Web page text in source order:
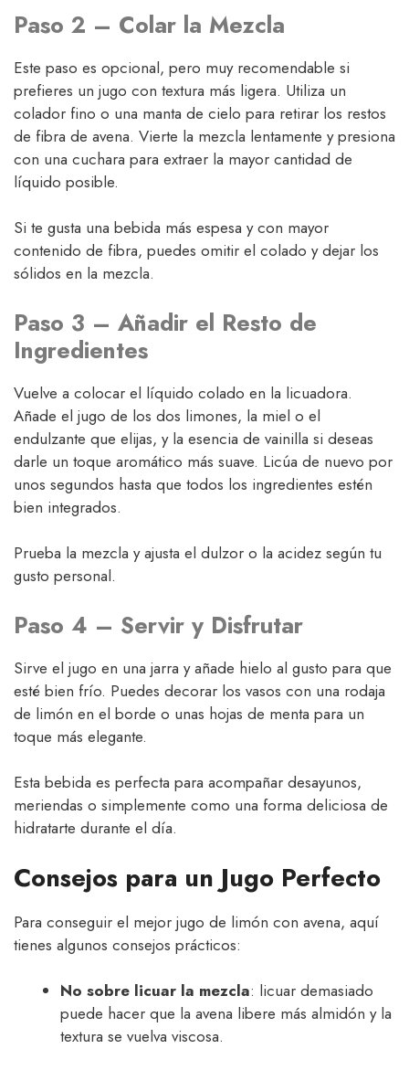
Paso 2 – Colar la Mezcla
Este paso es opcional, pero muy recomendable si
prefieres un jugo con textura más ligera. Utiliza un
colador fino o una manta de cielo para retirar los restos
de fibra de avena. Vierte la mezcla lentamente y presiona
con una cuchara para extraer la mayor cantidad de
líquido posible.
Si te gusta una bebida más espesa y con mayor
contenido de fibra, puedes omitir el colado y dejar los
sólidos en la mezcla.
Paso 3 – Añadir el Resto de
Ingredientes
Vuelve a colocar el líquido colado en la licuadora.
Añade el jugo de los dos limones, la miel o el
endulzante que elijas, y la esencia de vainilla si deseas
darle un toque aromático más suave. Licúa de nuevo por
unos segundos hasta que todos los ingredientes estén
bien integrados.
Prueba la mezcla y ajusta el dulzor o la acidez según tu
gusto personal.
Paso 4 – Servir y Disfrutar
Sirve el jugo en una jarra y añade hielo al gusto para que
esté bien frío. Puedes decorar los vasos con una rodaja
de limón en el borde o unas hojas de menta para un
toque más elegante.
Esta bebida es perfecta para acompañar desayunos,
meriendas o simplemente como una forma deliciosa de
hidratarte durante el día.
Consejos para un Jugo Perfecto
Para conseguir el mejor jugo de limón con avena, aquí
tienes algunos consejos prácticos:
No sobre licuar la mezcla: licuar demasiado
puede hacer que la avena libere más almidón y la
textura se vuelva viscosa.